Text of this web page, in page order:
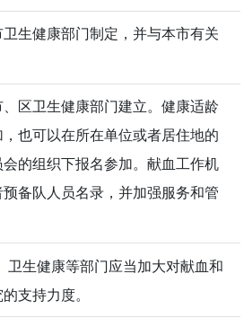
生健康部门制定，并与本市有关
区卫生健康部门建立。健康适龄
也可以在所在单位或者居住地的
的组织下报名参加。献血工作机
备队人员名录，并加强服务和管
生健康等部门应当加大对献血和
支持力度。